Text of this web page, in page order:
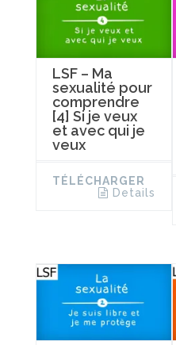
LSF – Ma
sexualité pour
comprendre
[4] Si je veux
et avec qui je
veux
TÉLÉCHARGER
Details